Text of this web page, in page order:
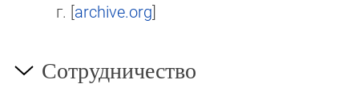
г. [archive.org]
Сотрудничество